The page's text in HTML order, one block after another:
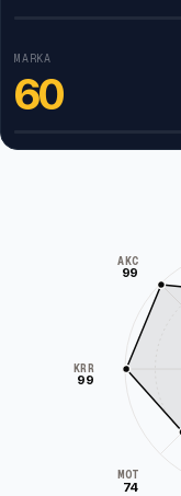
MARKA
60
MOT
74
KRR
99
AKC
99